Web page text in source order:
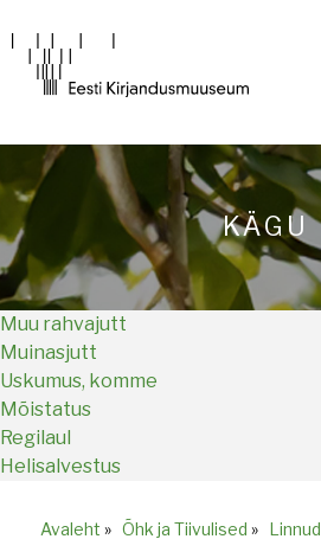
Main
KÄGU
Muu rahvajutt
Muinasjutt
Uskumus, komme
Mõistatus
Regilaul
Helisalvestus
Avaleht » Õhk ja Tiivulised » Linnud